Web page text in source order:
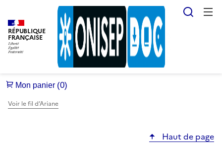
RÉPUBLIQUE
FRANÇAISE
Voir le fil d’Ariane
Haut de page